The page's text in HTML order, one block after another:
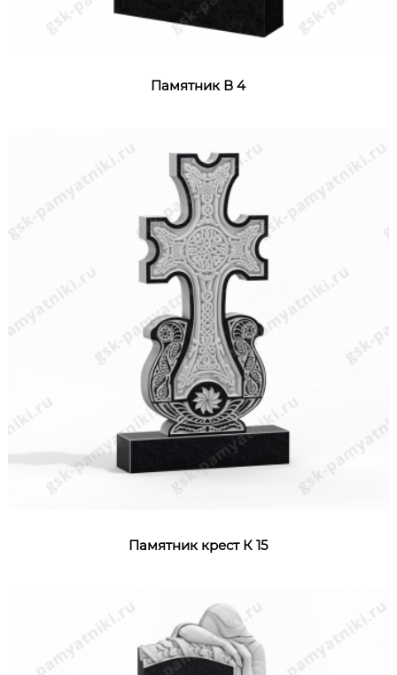
Памятник В 4
Памятник крест К 15